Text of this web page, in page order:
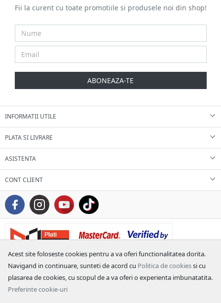
Acest site foloseste cookies pentru a va oferi functionalitatea dorita.
Navigand in continuare, sunteti de acord cu Politica de cookiessi cu
plasarea de cookies, cu scopul de a va oferi o experienta imbunatatita.
Preferinte cookie-uri
Fii la curent cu toate promotiile si produsele noi din shop!
ABONEAZA-TE
INFORMATII UTILE
PLATA SI LIVRARE
ASISTENTA
CONT CLIENT